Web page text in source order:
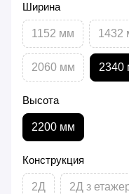
Ширина
1152 мм 1432
2060 мм 2340
Высота
2200 мм
Конструкция
2Д 2Д з